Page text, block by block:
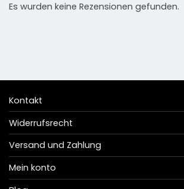
Es wurden keine Rezensionen gefunden.
Kontakt
Widerrufsrecht
Versand und Zahlung
Mein konto